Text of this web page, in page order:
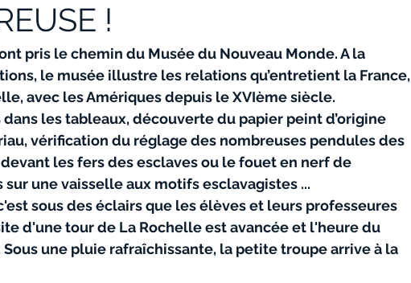
!
pris le chemin du Musée du Nouveau Monde. A la
le musée illustre les relations qu’entretient la France,
avec les Amériques depuis le XVIème siècle.
les tableaux, découverte du papier peint d’origine
vérification du réglage des nombreuses pendules des
les fers des esclaves ou le fouet en nerf de
une vaisselle aux motifs esclavagistes ...
sous des éclairs que les élèves et leurs professeures
d'une tour de La Rochelle est avancée et l'heure du
Sous une pluie rafraîchissante, la petite troupe arrive à la